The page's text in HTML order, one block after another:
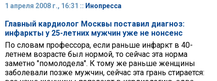
1 апреля 2008 г., 16:31 :: Инопресса
Главный кардиолог Москвы поставил диагноз:
инфаркты у 25-летних мужчин уже не нонсенс
По словам профессора, если раньше инфаркт в 40-
летнем возрасте был нормой, то сейчас эта норма
заметно "помолодела". К тому же раньше женщины
заболевали позже мужчин, сейчас эта грань стирается: